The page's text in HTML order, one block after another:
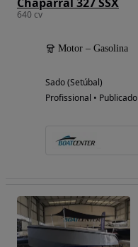
640 cv
Motor – Gasolina
Sado (Setúbal)
Profissional • Publicado